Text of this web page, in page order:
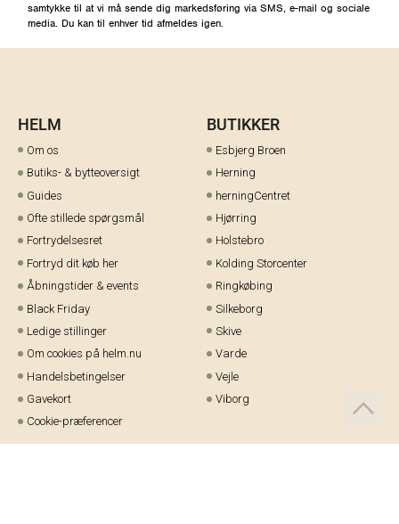
samtykke til at vi må sende dig markedsføring via SMS, e-mail og sociale
media. Du kan til enhver tid afmeldes igen.
HELM
Om os
Butiks- & bytteoversigt
Guides
Ofte stillede spørgsmål
Fortrydelsesret
Fortryd dit køb her
Åbningstider & events
Black Friday
Ledige stillinger
Om cookies på helm.nu
Handelsbetingelser
Gavekort
Cookie-præferencer
BUTIKKER
Esbjerg Broen
Herning
herningCentret
Hjørring
Holstebro
Kolding Storcenter
Ringkøbing
Silkeborg
Skive
Varde
Vejle
Viborg